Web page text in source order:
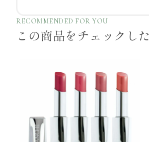
RECOMMENDED FOR YOU
この商品をチェックした